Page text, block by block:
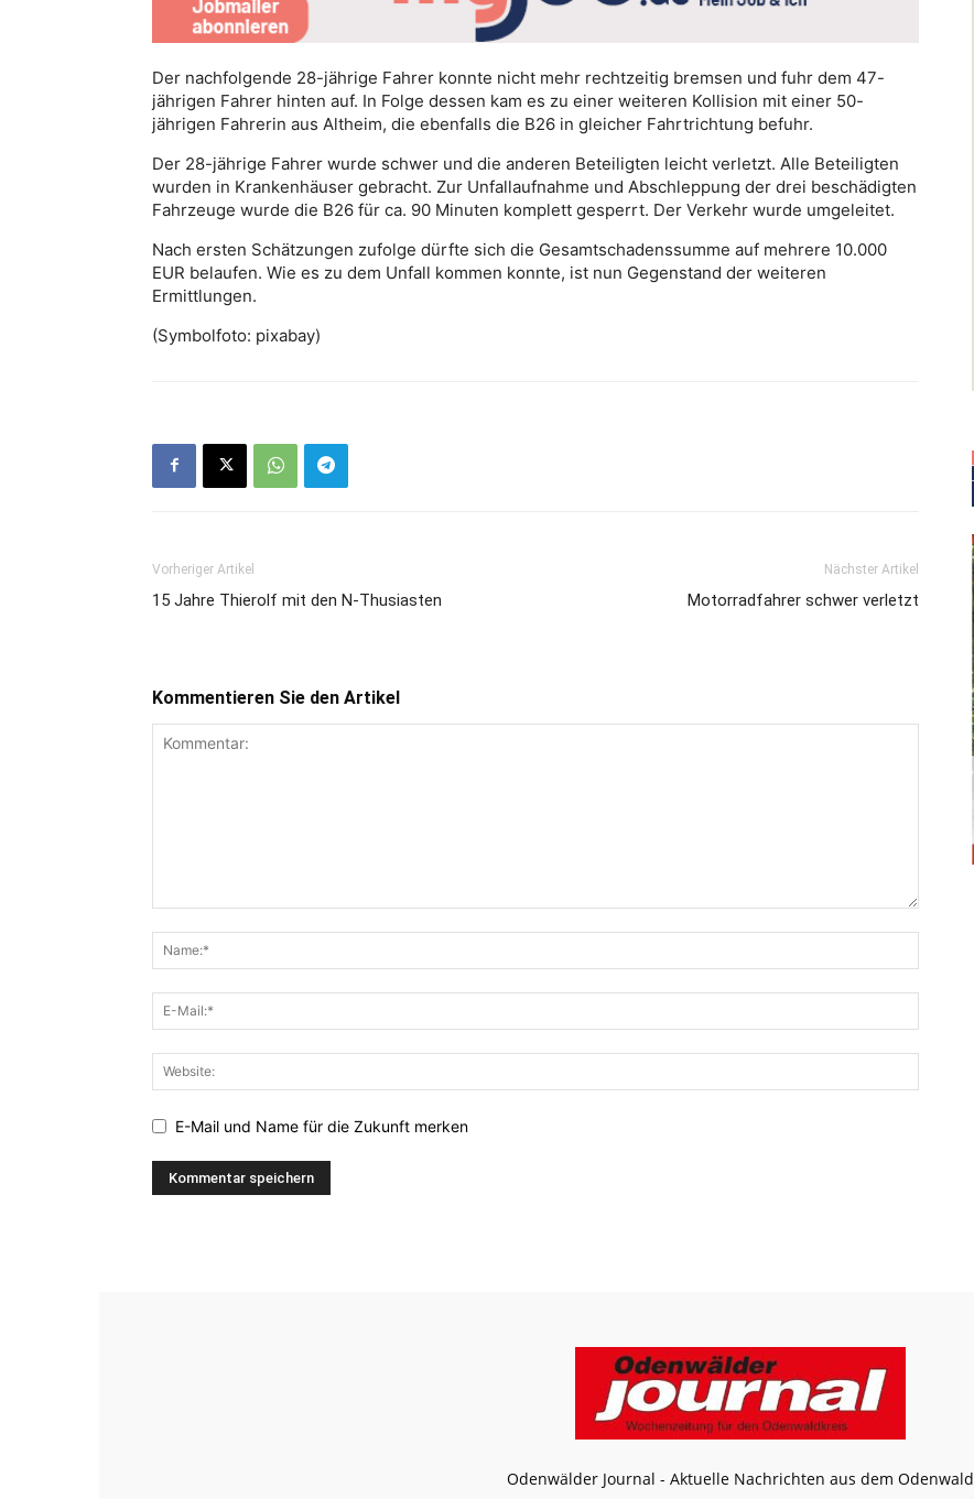
Der nachfolgende 28-jährige Fahrer konnte nicht mehr rechtzeitig bremsen und fuhr dem 47-
jährigen Fahrer hinten auf. In Folge dessen kam es zu einer weiteren Kollision mit einer 50-
jährigen Fahrerin aus Altheim, die ebenfalls die B26 in gleicher Fahrtrichtung befuhr.
Der 28-jährige Fahrer wurde schwer und die anderen Beteiligten leicht verletzt. Alle Beteiligten
wurden in Krankenhäuser gebracht. Zur Unfallaufnahme und Abschleppung der drei beschädigten
Fahrzeuge wurde die B26 für ca. 90 Minuten komplett gesperrt. Der Verkehr wurde umgeleitet.
Nach ersten Schätzungen zufolge dürfte sich die Gesamtschadenssumme auf mehrere 10.000
EUR belaufen. Wie es zu dem Unfall kommen konnte, ist nun Gegenstand der weiteren
Ermittlungen.
(Symbolfoto: pixabay)
Vorheriger Artikel
15 Jahre Thierolf mit den N-Thusiasten
Nächster Artikel
Motorradfahrer schwer verletzt
Kommentieren Sie den Artikel
E-Mail und Name für die Zukunft merken
Odenwälder Journal - Aktuelle Nachrichten aus dem Odenwald